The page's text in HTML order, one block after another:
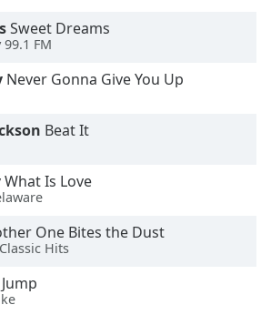
Sweet Dreams
99.1 FM
Never Gonna Give You Up
Beat It
What Is Love
One Bites the Dust
Hits
Jump